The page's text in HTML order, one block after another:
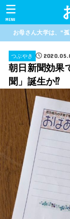
MENU
お母さん大学は、“
つぶやき
朝日新聞効果
聞」誕生か⁉